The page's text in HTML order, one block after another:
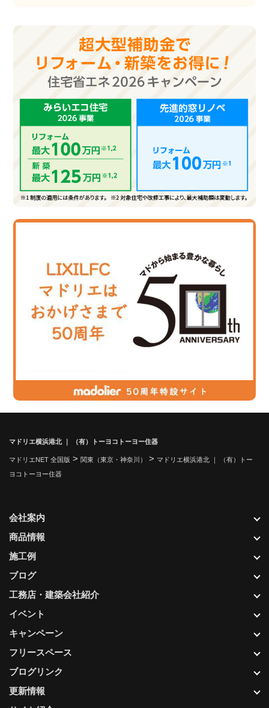
マドリエ横浜港北 ｜ （有）トーヨコトーヨー住器
マドリエNET 全国版 > 関東（東京・神奈川） > マドリエ横浜港北 ｜ （有）トー
ヨコトーヨー住器
更新情報
会社案内
商品情報
施工例
ブログ
工務店・建築会社紹介
イベント
キャンペーン
フリースペース
ブログリンク